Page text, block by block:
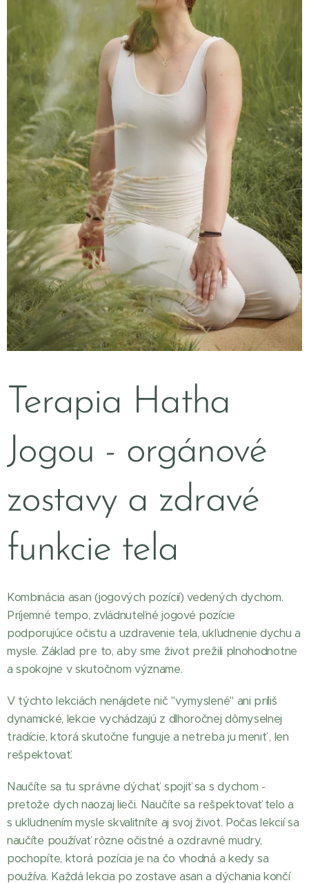
Terapia Hatha
Jogou - orgánové
zostavy a zdravé
funkcie tela
Kombinácia asan (jogových pozícií) vedených dychom.
Príjemné tempo, zvládnuteľné jogové pozície
podporujúce očistu a uzdravenie tela, ukľudnenie dychu a
mysle. Základ pre to, aby sme život prežili plnohodnotne
a spokojne v skutočnom význame.
V týchto lekciách nenájdete nič "vymyslené" ani príliš
dynamické, lekcie vychádzajú z dlhoročnej dômyselnej
tradície, ktorá skutočne funguje a netreba ju meniť , len
rešpektovať.
Naučíte sa tu správne dýchať, spojiť sa s dychom -
pretože dych naozaj lieči. Naučíte sa rešpektovať telo a
s ukľudnením mysle skvalitníte aj svoj život. Počas lekcií sa
naučíte používať rôzne očistné a ozdravné mudry,
pochopíte, ktorá pozícia je na čo vhodná a kedy sa
používa. Každá lekcia po zostave asan a dýchania končí